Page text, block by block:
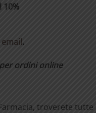
10%
email.
ordini online
troverete tutte